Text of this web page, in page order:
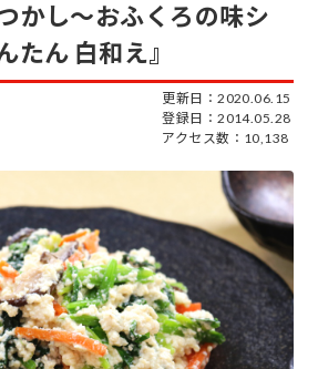
かし～おふくろの味シ
たん 白和え』
更新日：2020.06.15
登録日：2014.05.28
アクセス数：10,138